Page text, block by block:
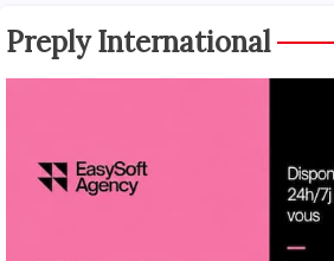
Preply International